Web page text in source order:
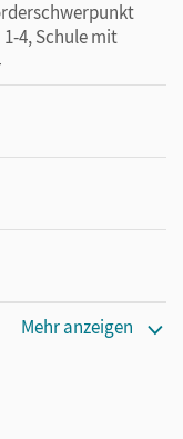
4, Schule mit
Mehr anzeigen